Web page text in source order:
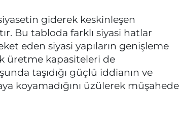
giderek keskinleşen
Bu tabloda farklı siyasi hatlar
eden siyasi yapıların genişleme
üretme kapasiteleri de
taşıdığı güçlü iddianın ve
koyamadığını üzülerek müşahede